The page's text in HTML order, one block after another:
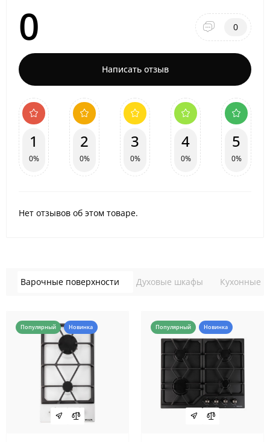
0 0
Написать отзыв
1
0%
2
0%
3
0%
4
0%
5
0%
Нет отзывов об этом товаре.
Варочные поверхности Духовые шкафы Кухонные
Популярный Новинка Популярный Новинка